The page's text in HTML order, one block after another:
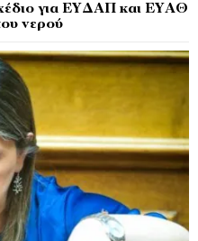
για ΕΥΔΑΠ και ΕΥΑΘ
νερού